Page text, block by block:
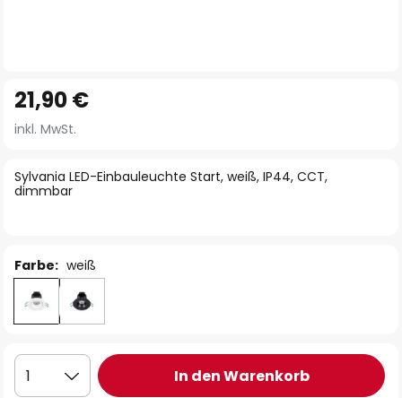
Anfang
der
springen
Sylvania LED-Einbauleuchte Start, weiß, IP44, CCT,
dimmbar
21,90 €
inkl. MwSt.
Farbe: weiß
1 In den Warenkorb